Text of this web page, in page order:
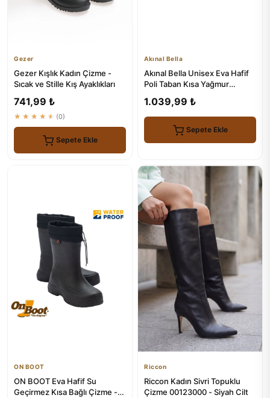
Gezer
Gezer Kışlık Kadın Çizme -
Sıcak ve Stille Kış Ayaklıkları
741,99 ₺
★★★★★ (0)
Sepete Ekle
Akınal Bella
Akınal Bella Unisex Eva Hafif
Poli Taban Kısa Yağmur
1.039,99 ₺
Sepete Ekle
ON BOOT
ON BOOT Eva Hafif Su
Geçirmez Kısa Bağlı Çizme -
Riccon
Riccon Kadın Sivri Topuklu
Çizme 00123000 - Siyah Cilt